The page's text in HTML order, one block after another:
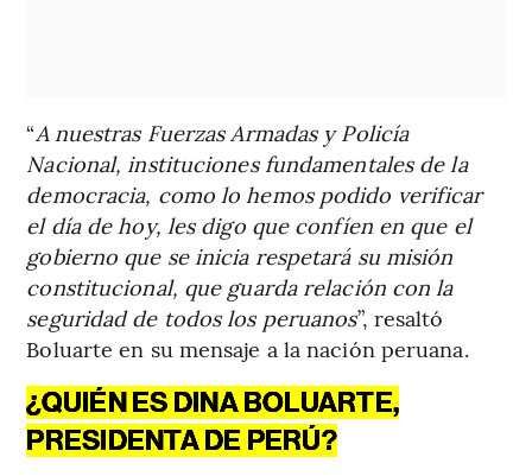
“A nuestras Fuerzas Armadas y Policía
Nacional, instituciones fundamentales de la
democracia, como lo hemos podido verificar
el día de hoy, les digo que confíen en que el
gobierno que se inicia respetará su misión
constitucional, que guarda relación con la
seguridad de todos los peruanos”, resaltó
Boluarte en su mensaje a la nación peruana.
¿QUIÉN ES DINA BOLUARTE,
PRESIDENTA DE PERÚ?